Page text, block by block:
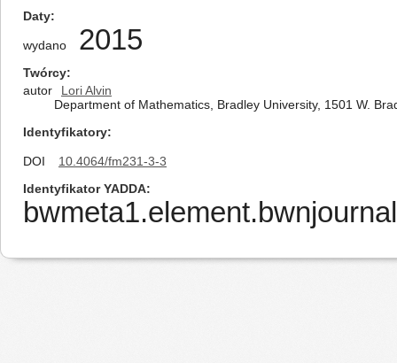
Daty
wydano 2015
Twórcy
autor
Lori Alvin
Department of Mathematics, Bradley University, 1501 W.
Identyfikatory
DOI
10.4064/fm231-3-3
Identyfikator YADDA